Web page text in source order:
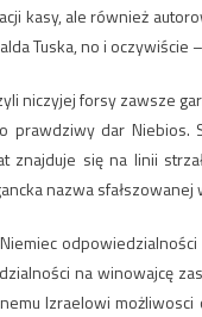
kasy, ale również
Tuska, no i oczywiście
niczyjej forsy zawsze
dar Niebios.
się na linii
nazwa sfałszowanej
odpowiedzialności
na winowajcę
Izraelowi